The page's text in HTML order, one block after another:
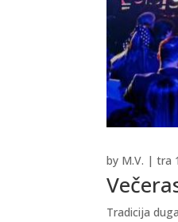
by M.V. |tra
Tradicija